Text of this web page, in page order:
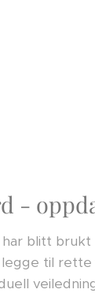
-
blitt brukt
til rette